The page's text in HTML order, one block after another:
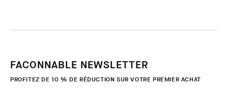
FACONNABLE NEWSLETTER
PROFITEZ DE 10 % DE RÉDUCTION SUR VOTRE PREMIER ACHAT